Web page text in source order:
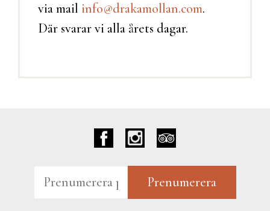
via mail info@drakamollan.com.
Där svarar vi alla årets dagar.